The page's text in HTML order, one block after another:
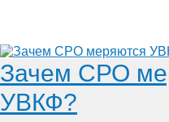
Зачем СРО
УВКФ?